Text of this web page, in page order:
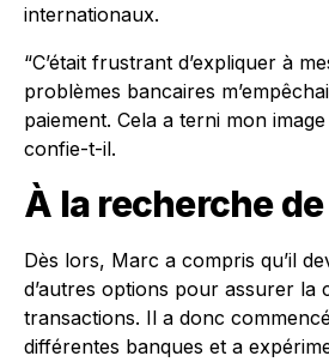
internationaux.
“C’était frustrant d’expliquer à
problèmes bancaires
paiement. Cela a terni mon
confie-t-il.
À la recherche
Dès lors, Marc a compris qu’il
d’autres options pour assurer la
transactions. Il a donc
différentes banques et a